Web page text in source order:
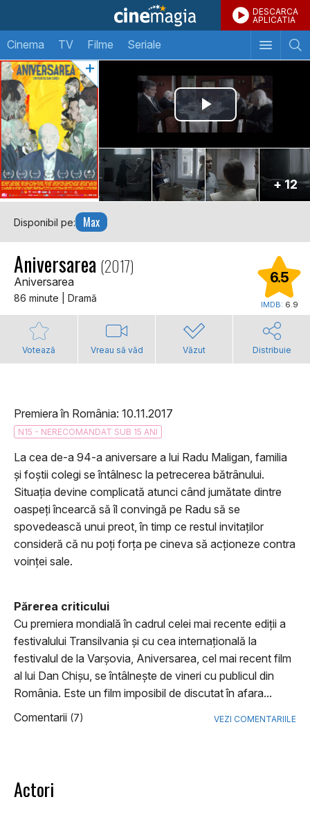
DESCARCA
APLICATIA
Cinema TV Filme Seriale
+ 12
Disponibil pe: Max
Aniversarea (2017)
Aniversarea
86 minute | Dramă
6.5
IMDB: 6.9
Votează Vreau să văd Văzut Distribuie
Premiera în România: 10.11.2017
N15 - NERECOMANDAT SUB 15 ANI
La cea de-a 94-a aniversare a lui Radu Maligan, familia
şi foştii colegi se întâlnesc la petrecerea bătrânului.
Situaţia devine complicată atunci când jumătate dintre
oaspeţi încearcă să îl convingă pe Radu să se
spovedească unui preot, în timp ce restul invitaţilor
consideră că nu poţi forţa pe cineva să acţioneze contra
voinţei sale.
Părerea criticului
Cu premiera mondială în cadrul celei mai recente ediţii a
festivalului Transilvania şi cu cea internaţională la
festivalul de la Varşovia, Aniversarea, cel mai recent film
al lui Dan Chişu, se întâlneşte de vineri cu publicul din
România. Este un film imposibil de discutat în afara...
Comentarii (7) VEZI COMENTARIILE
Actori